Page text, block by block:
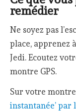
remédier
Ne soyez pas
place, apprenez
Jedi. Ecoutez
montre GPS.
Sur votre montre
instantanée’ par